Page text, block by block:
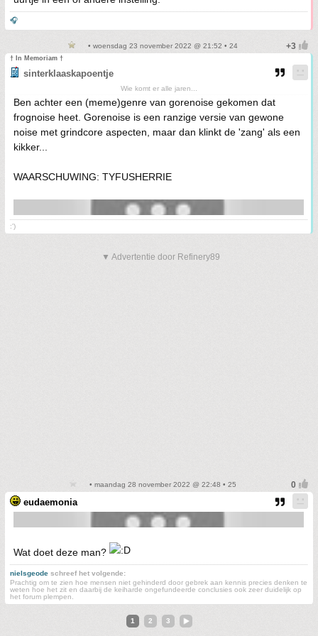
🎧
• woensdag 23 november 2022 @ 21:52 • 24
† In Memoriam †
sinterklaaskapoentje
Wie komt er alle jaren...
Ben achter een (meme)genre van gorenoise gekomen dat
frognoise heet. Gorenoise is een ranzige versie van gewone
noise met grindcore aspecten, maar dan klinkt de 'zang' als een
kikker...
WAARSCHUWING: TYFUSHERRIE
:')
▼ Advertentie door Refinery89
• maandag 28 november 2022 @ 22:48 • 25
eudaemonia
Wat doet deze man?
nielsgeode schreef het volgende:
Prachtig om te zien hoe mensen niet gehinderd door gebrek aan kennis precies denken te
weten hoe het zit en daarbij de keiharde ongefundeerde conclusies ook zeer duidelijk op
het forum plempen.
1 2 3